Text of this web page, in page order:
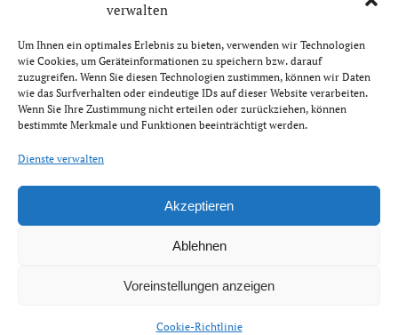
verwalten
Um Ihnen ein optimales Erlebnis zu bieten, verwenden wir Technologien
wie Cookies, um Geräteinformationen zu speichern bzw. darauf
zuzugreifen. Wenn Sie diesen Technologien zustimmen, können wir Daten
wie das Surfverhalten oder eindeutige IDs auf dieser Website verarbeiten.
Wenn Sie Ihre Zustimmung nicht erteilen oder zurückziehen, können
bestimmte Merkmale und Funktionen beeinträchtigt werden.
Dienste verwalten
Akzeptieren
Ablehnen
Voreinstellungen anzeigen
Cookie-Richtlinie
BIBELVERS DES TAGES
euch tragen, bis ihr grau werdet. Ich habe es getan; ich
will heben und tragen und erretten.
Impressum Datenschutz